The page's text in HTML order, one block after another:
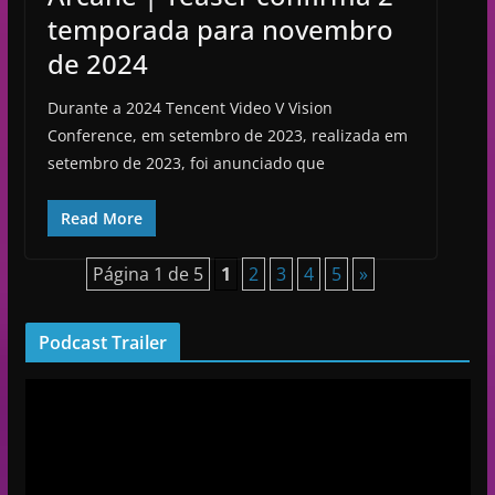
temporada para novembro
de 2024
Durante a 2024 Tencent Video V Vision
Conference, em setembro de 2023, realizada em
setembro de 2023, foi anunciado que
Read More
Página 1 de 5 1 2 3 4 5 »
Podcast Trailer